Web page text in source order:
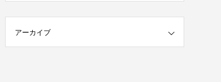
アーカイブ